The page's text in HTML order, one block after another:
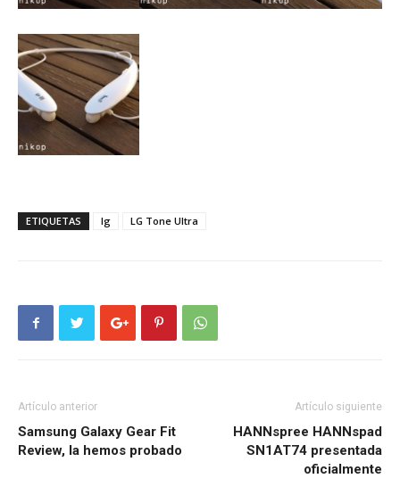
ETIQUETAS lg LG Tone Ultra
Artículo anterior
Samsung Galaxy Gear Fit
Review, la hemos probado
Artículo siguiente
HANNspree HANNspad
SN1AT74 presentada
oficialmente